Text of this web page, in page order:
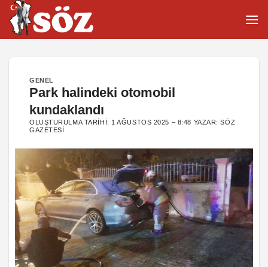
İçeriğe
atla
GENEL
Park halindeki otomobil
kundaklandı
OLUŞTURULMA TARIHI: 1 AĞUSTOS 2025 – 8:48 YAZAR:SÖZ
GAZETESI